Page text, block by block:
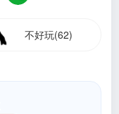
不好玩(62)